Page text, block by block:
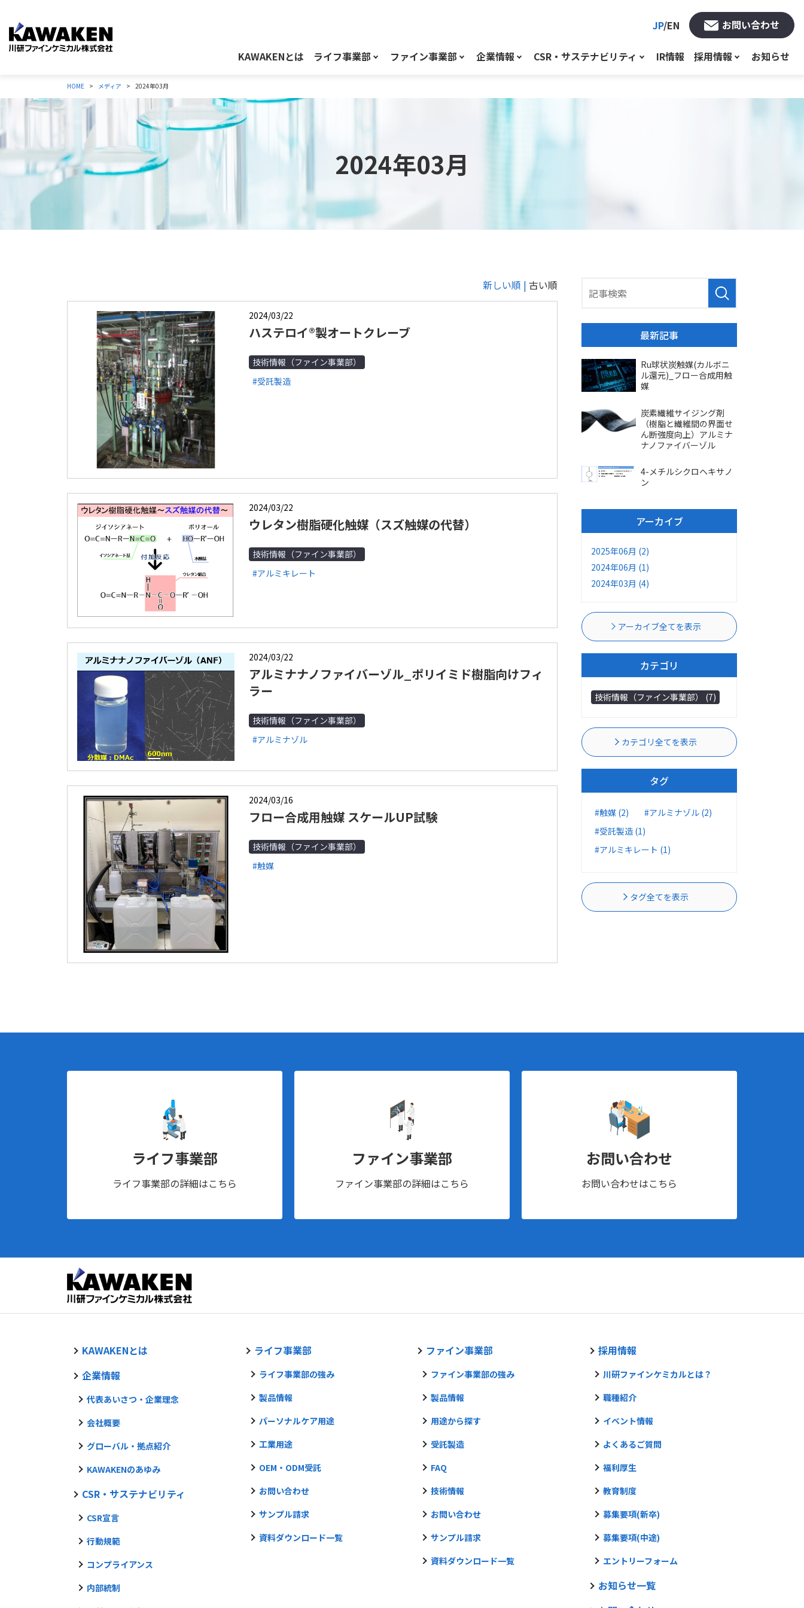
KAWAKENとは ライフ事業部 ファイン事業部 企業情報 CSR・サステナビリティ IR情報 採用情報 お知らせ
JP/EN お問い合わせ
HOME メディア 2024年03月
2024年03月
新しい順 | 古い順
2024/03/22
ハステロイ®製オートクレーブ
技術情報（ファイン事業部）
#受託製造
2024/03/22
ウレタン樹脂硬化触媒（スズ触媒の代替）
技術情報（ファイン事業部）
#アルミキレート
2024/03/22
アルミナナノファイバーゾル_ポリイミド樹脂向けフィ
ラー
技術情報（ファイン事業部）
#アルミナゾル
2024/03/16
フロー合成用触媒 スケールUP試験
技術情報（ファイン事業部）
#触媒
最新記事
Ru球状炭触媒(カルボニ
ル還元)_フロー合成用触
媒
炭素繊維サイジング剤
（樹脂と繊維間の界面せ
ん断強度向上）アルミナ
ナノファイバーゾル
4-メチルシクロヘキサノ
ン
アーカイブ
2025年06月 (2)
2024年06月 (1)
2024年03月 (4)
アーカイブ全てを表示
カテゴリ
技術情報（ファイン事業部） (7)
カテゴリ全てを表示
タグ
#触媒 (2)
#アルミナゾル (2)
#受託製造 (1)
#アルミキレート (1)
タグ全てを表示
ライフ事業部
ライフ事業部の詳細はこちら
ファイン事業部
ファイン事業部の詳細はこちら
お問い合わせ
お問い合わせはこちら
KAWAKENとは
企業情報
代表あいさつ・企業理念
会社概要
グローバル・拠点紹介
KAWAKENのあゆみ
CSR・サステナビリティ
CSR宣言
行動規範
コンプライアンス
内部統制
ライフ事業部
ライフ事業部の強み
製品情報
パーソナルケア用途
工業用途
OEM・ODM受託
お問い合わせ
サンプル請求
資料ダウンロード一覧
ファイン事業部
ファイン事業部の強み
製品情報
用途から探す
受託製造
FAQ
技術情報
お問い合わせ
サンプル請求
資料ダウンロード一覧
採用情報
川研ファインケミカルとは？
職種紹介
イベント情報
よくあるご質問
福利厚生
教育制度
募集要項(新卒)
募集要項(中途)
エントリーフォーム
お知らせ一覧